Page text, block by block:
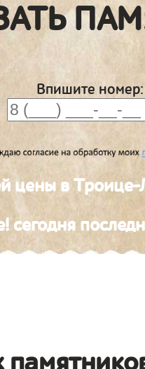
Впишите номер:
цены в
сегодня